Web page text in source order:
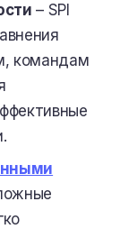
– SPI
командам